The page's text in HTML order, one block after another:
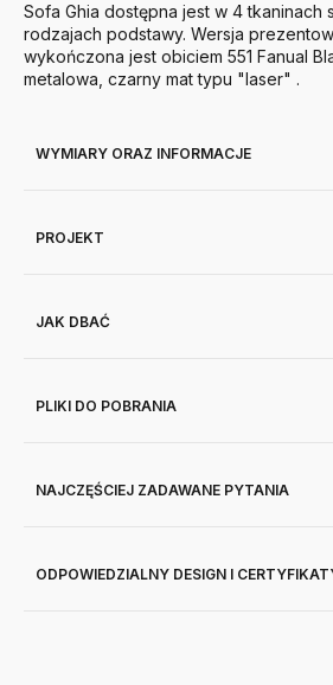
Sofa Ghia dostępna jest w 4 tkaninach
rodzajach podstawy. Wersja
wykończona jest obiciem 551 Fanual
metalowa, czarny mat typu "laser" .
WYMIARY ORAZ INFORMACJE
PROJEKT
JAK DBAĆ
PLIKI DO POBRANIA
NAJCZĘŚCIEJ ZADAWANE PYTANIA
ODPOWIEDZIALNY DESIGN I